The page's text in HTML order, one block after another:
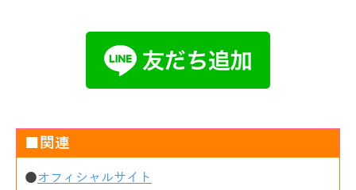
■関連
●オフィシャルサイト